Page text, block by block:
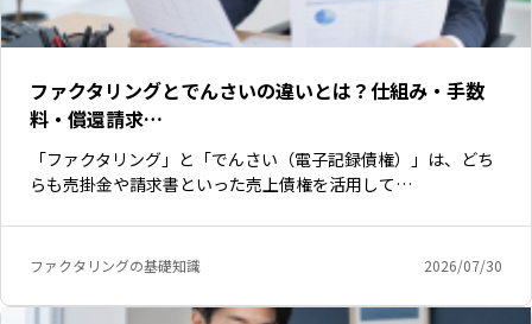
ファクタリングとでんさいの違いとは？仕組み・手数
料・償還請求…
「ファクタリング」と「でんさい（電子記録債権）」は、どち
らも売掛金や請求書といった売上債権を活用して…
ファクタリングの基礎知識 2026/07/30